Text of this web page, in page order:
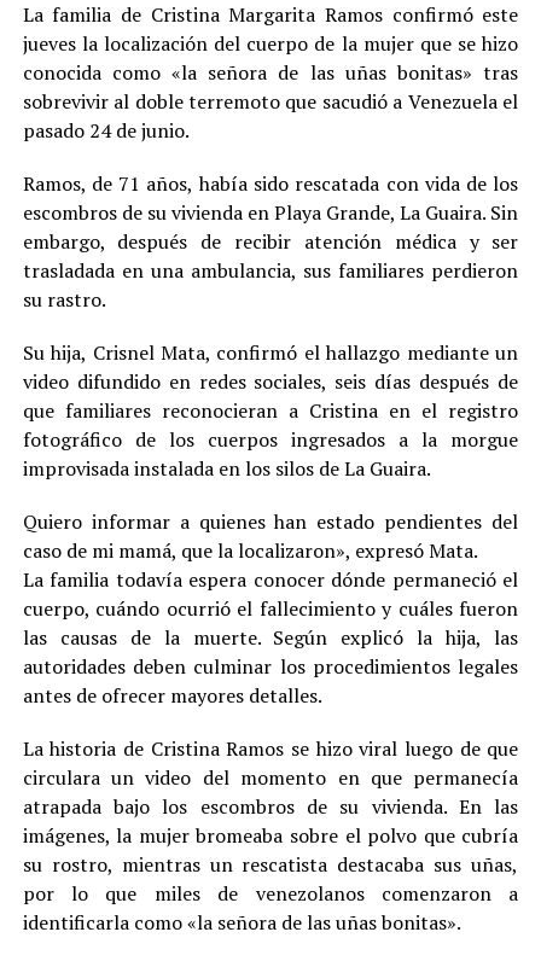
La familia de Cristina Margarita Ramos confirmó este
jueves la localización del cuerpo de la mujer que se hizo
conocida como «la señora de las uñas bonitas» tras
sobrevivir al doble terremoto que sacudió a Venezuela el
pasado 24 de junio.
Ramos, de 71 años, había sido rescatada con vida de los
escombros de su vivienda en Playa Grande, La Guaira. Sin
embargo, después de recibir atención médica y ser
trasladada en una ambulancia, sus familiares perdieron
su rastro.
Su hija, Crisnel Mata, confirmó el hallazgo mediante un
video difundido en redes sociales, seis días después de
que familiares reconocieran a Cristina en el registro
fotográfico de los cuerpos ingresados a la morgue
improvisada instalada en los silos de La Guaira.
Quiero informar a quienes han estado pendientes del
caso de mi mamá, que la localizaron», expresó Mata.
La familia todavía espera conocer dónde permaneció el
cuerpo, cuándo ocurrió el fallecimiento y cuáles fueron
las causas de la muerte. Según explicó la hija, las
autoridades deben culminar los procedimientos legales
antes de ofrecer mayores detalles.
La historia de Cristina Ramos se hizo viral luego de que
circulara un video del momento en que permanecía
atrapada bajo los escombros de su vivienda. En las
imágenes, la mujer bromeaba sobre el polvo que cubría
su rostro, mientras un rescatista destacaba sus uñas,
por lo que miles de venezolanos comenzaron a
identificarla como «la señora de las uñas bonitas».